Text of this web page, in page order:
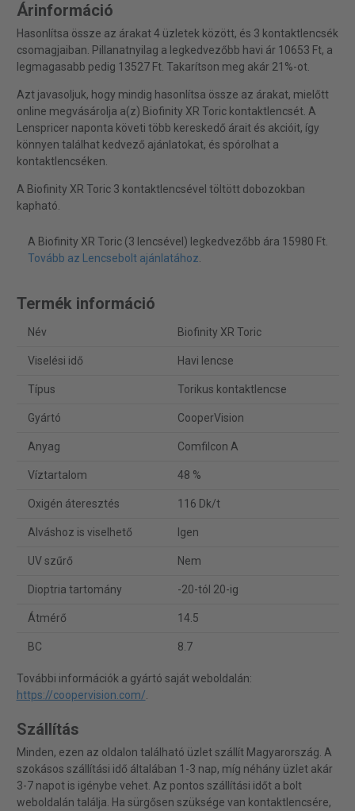
Árinformáció
Hasonlítsa össze az árakat 4 üzletek között, és 3 kontaktlencsék
csomagjaiban. Pillanatnyilag a legkedvezőbb havi ár 10653 Ft, a
legmagasabb pedig 13527 Ft. Takarítson meg akár 21%-ot.
Azt javasoljuk, hogy mindig hasonlítsa össze az árakat, mielőtt
online megvásárolja a(z) Biofinity XR Toric kontaktlencsét. A
Lenspricer naponta követi több kereskedő árait és akcióit, így
könnyen találhat kedvező ajánlatokat, és spórolhat a
kontaktlencséken.
A Biofinity XR Toric 3 kontaktlencsével töltött dobozokban
kapható.
A Biofinity XR Toric (3 lencsével) legkedvezőbb ára 15980 Ft.
Tovább az Lencsebolt ajánlatához.
Termék információ
Név Biofinity XR Toric
Viselési idő Havi lencse
Típus Torikus kontaktlencse
Gyártó CooperVision
Anyag Comfilcon A
Víztartalom 48 %
Oxigén áteresztés 116 Dk/t
Alváshoz is viselhető Igen
UV szűrő Nem
Dioptria tartomány -20-tól 20-ig
Átmérő 14.5
BC 8.7
További információk a gyártó saját weboldalán:
https://coopervision.com/.
Szállítás
Minden, ezen az oldalon található üzlet szállít Magyarország. A
szokásos szállítási idő általában 1-3 nap, míg néhány üzlet akár
3-7 napot is igénybe vehet. Az pontos szállítási időt a bolt
weboldalán találja. Ha sürgősen szüksége van kontaktlencsére,